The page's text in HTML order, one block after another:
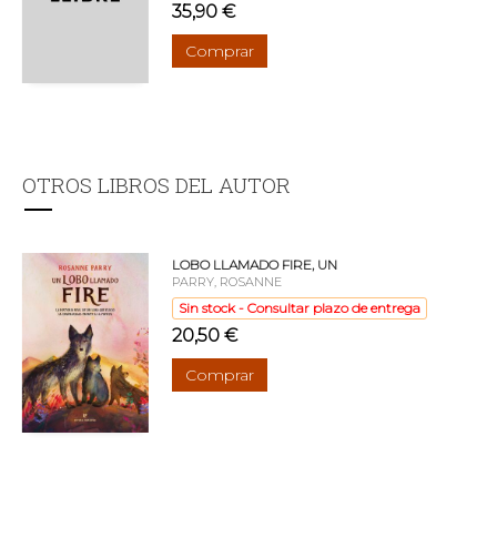
35,90 €
Comprar
OTROS LIBROS DEL AUTOR
LOBO LLAMADO FIRE, UN
PARRY, ROSANNE
Sin stock - Consultar plazo de entrega
20,50 €
Comprar